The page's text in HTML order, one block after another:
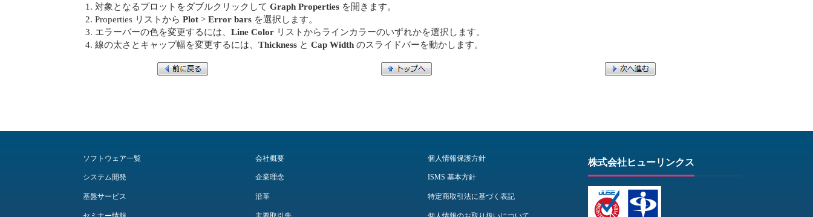
対象となるプロットをダブルクリックして Graph Properties を開きます。
Properties リストから Plot > Error bars を選択します。
エラーバーの色を変更するには、 Line Color リストからラインカラーのいずれかを選択します。
線の太さとキャップ幅を変更するには、 Thickness と Cap Width のスライドバーを動かします。
ソフトウェア一覧
システム開発
基盤サービス
会社概要
企業理念
沿革
個人情報保護方針
ISMS 基本方針
特定商取引法に基づく表記
株式会社ヒューリンクス